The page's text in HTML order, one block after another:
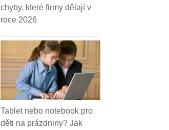
chyby, které firmy dělají v
roce 2026
Tablet nebo notebook pro
děti na prázdniny? Jak